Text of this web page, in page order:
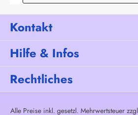
Kontakt
Hilfe & Infos
Rechtliches
Alle Preise inkl. gesetzl. Mehrwertsteuer